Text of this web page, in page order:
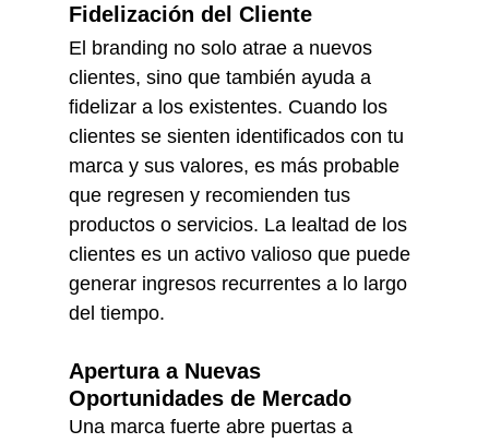
Fidelización del Cliente
El branding no solo atrae a nuevos
clientes, sino que también ayuda a
fidelizar a los existentes. Cuando los
clientes se sienten identificados con tu
marca y sus valores, es más probable
que regresen y recomienden tus
productos o servicios. La lealtad de los
clientes es un activo valioso que puede
generar ingresos recurrentes a lo largo
del tiempo.
Apertura a Nuevas
Oportunidades de Mercado
Una marca fuerte abre puertas a